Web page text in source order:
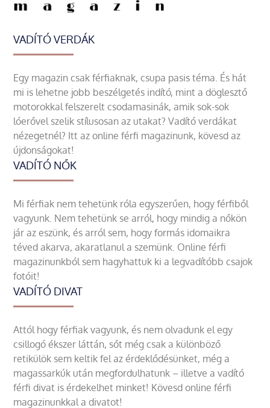
VADÍTÓ VERDÁK
Egy magazin csak férfiaknak, csupa pasis téma. És hát
mi is lehetne jobb beszélgetés indító, mint a döglesztő
motorokkal felszerelt csodamasinák, amik sok-sok
lóerővel szelik stílusosan az utakat? Vadító verdákat
nézegetnél? Itt az online férfi magazinunk, kövesd az
újdonságokat!
VADÍTÓ NŐK
Mi férfiak nem tehetünk róla egyszerűen, hogy férfiből
vagyunk. Nem tehetünk se arról, hogy mindig a nőkön
jár az eszünk, és arról sem, hogy formás idomaikra
téved akarva, akaratlanul a szemünk. Online férfi
magazinunkból sem hagyhattuk ki a legvadítóbb csajok
fotóit!
VADÍTÓ DIVAT
Attól hogy férfiak vagyunk, és nem olvadunk el egy
csillogó ékszer láttán, sőt még csak a különböző
retikülök sem keltik fel az érdeklődésünket, még a
magassarkúk után megfordulhatunk – illetve a vadító
férfi divat is érdekelhet minket! Kövesd online férfi
magazinunkkal a divatot!